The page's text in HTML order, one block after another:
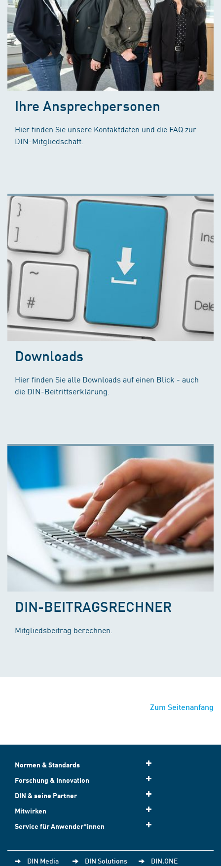
Ihre Ansprechpersonen
Hier finden Sie unsere Kontaktdaten und die FAQ zur
DIN-Mitgliedschaft.
Downloads
Hier finden Sie alle Downloads auf einen Blick - auch
die DIN-Beitrittserklärung.
DIN-BEITRAGSRECHNER
Mitgliedsbeitrag berechnen.
Zum Seitenanfang
Normen & Standards
Forschung & Innovation
DIN & seine Partner
Mitwirken
Service für Anwender*innen
DIN Media DIN Solutions DIN.ONE